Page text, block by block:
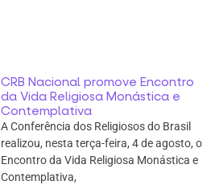
CRB Nacional promove Encontro
da Vida Religiosa Monástica e
Contemplativa
A Conferência dos Religiosos do Brasil
realizou, nesta terça-feira, 4 de agosto, o
Encontro da Vida Religiosa Monástica e
Contemplativa,